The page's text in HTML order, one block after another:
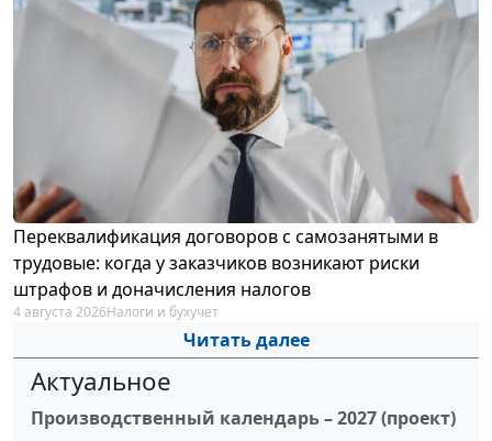
Переквалификация договоров с самозанятыми в
трудовые: когда у заказчиков возникают риски
штрафов и доначисления налогов
4 августа 2026Налоги и бухучет
Читать далее
Актуальное
Производственный календарь – 2027 (проект)